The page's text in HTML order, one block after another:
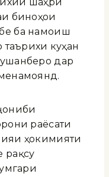
биноҳои
ба намоиш
куҳан
дар
раёсати
ҳокимияти
рақсу